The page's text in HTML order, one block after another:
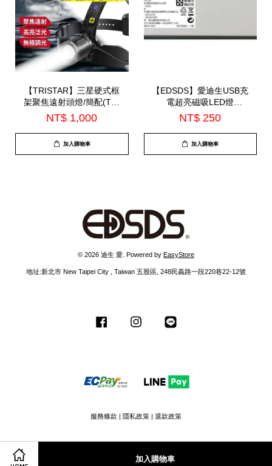
加入購物車
【TRISTAR】三星硬式框
架聚焦遠射頭燈/簡配(TS-
K1146)
NT$ 1,000
加入購物車
【EDSDS】愛迪生USB充
電超亮磁吸LED燈
32CM(EDS-G778)
NT$ 250
加入購物車
© 2026 迪生 愛. Powered by EasyStore
地址:新北市 New Taipei City , Taiwan 五股區, 248民義路一段220巷22-12號
Facebook Instagram
服務條款 | 隱私政策 | 退款政策